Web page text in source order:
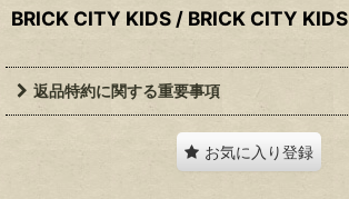
BRICK CITY KIDS / BRICK CITY KIDS
返品特約に関する重要事項
お気に入り登録